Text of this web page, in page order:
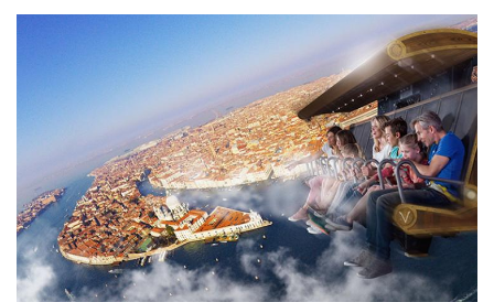
septembre, prémisses de l’automne, sont en effet
idéales pour déambuler au cœur de cet écrin de